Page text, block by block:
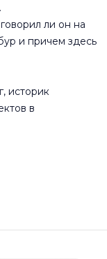
ли он на
и причем здесь
историк
в